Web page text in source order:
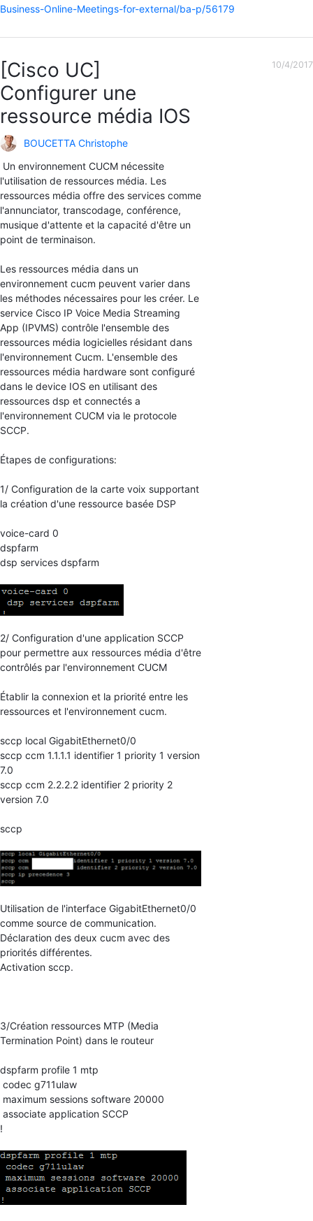
Business-Online-Meetings-for-external/ba-p/56179
[Cisco UC]
Configurer une
ressource média IOS
BOUCETTA Christophe
Un environnement CUCM nécessite
l'utilisation de ressources média. Les
ressources média offre des services comme
l'annunciator, transcodage, conférence,
musique d'attente et la capacité d'être un
point de terminaison.
Les ressources média dans un
environnement cucm peuvent varier dans
les méthodes nécessaires pour les créer. Le
service Cisco IP Voice Media Streaming
App (IPVMS) contrôle l'ensemble des
ressources média logicielles résidant dans
l'environnement Cucm. L'ensemble des
ressources média hardware sont configuré
dans le device IOS en utilisant des
ressources dsp et connectés a
l'environnement CUCM via le protocole
SCCP.
Étapes de configurations:
1/ Configuration de la carte voix supportant
la création d'une ressource basée DSP
voice-card 0
dspfarm
dsp services dspfarm
2/ Configuration d'une application SCCP
pour permettre aux ressources média d'être
contrôlés par l'environnement CUCM
Établir la connexion et la priorité entre les
ressources et l'environnement cucm.
sccp local GigabitEthernet0/0
sccp ccm 1.1.1.1 identifier 1 priority 1 version
7.0
sccp ccm 2.2.2.2 identifier 2 priority 2
version 7.0
sccp
Utilisation de l'interface GigabitEthernet0/0
comme source de communication.
Déclaration des deux cucm avec des
priorités différentes.
Activation sccp.
3/Création ressources MTP (Media
Termination Point) dans le routeur
dspfarm profile 1 mtp
codec g711ulaw
maximum sessions software 20000
associate application SCCP
!
10/4/2017